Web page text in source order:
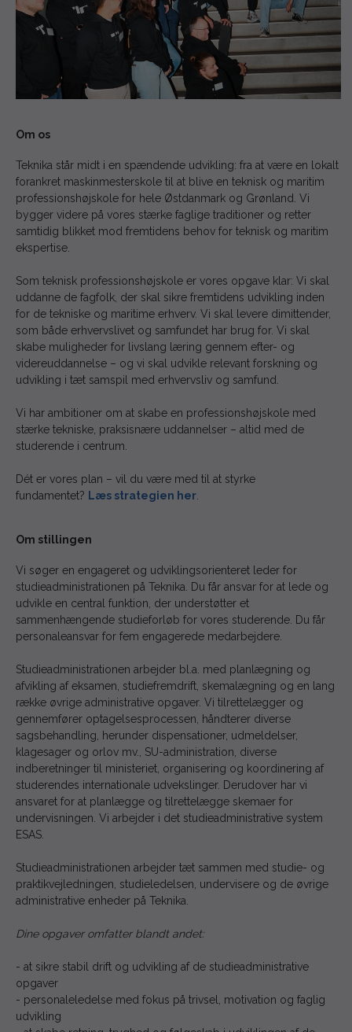
Om os
Teknika står midt i en spændende udvikling: fra at være en lokalt
forankret maskinmesterskole til at blive en teknisk og maritim
professionshøjskole for hele Østdanmark og Grønland. Vi
bygger videre på vores stærke faglige traditioner og retter
samtidig blikket mod fremtidens behov for teknisk og maritim
ekspertise.
Som teknisk professionshøjskole er vores opgave klar: Vi skal
uddanne de fagfolk, der skal sikre fremtidens udvikling inden
for de tekniske og maritime erhverv. Vi skal levere dimittender,
som både erhvervslivet og samfundet har brug for. Vi skal
skabe muligheder for livslang læring gennem efter- og
videreuddannelse – og vi skal udvikle relevant forskning og
udvikling i tæt samspil med erhvervsliv og samfund.
Vi har ambitioner om at skabe en professionshøjskole med
stærke tekniske, praksisnære uddannelser – altid med de
studerende i centrum.
Dét er vores plan – vil du være med til at styrke
fundamentet? Læs strategien her
Om stillingen
Vi søger en engageret og udviklingsorienteret leder for
studieadministrationen på Teknika. Du får ansvar for at lede og
udvikle en central funktion, der understøtter et
sammenhængende studieforløb for vores studerende. Du får
personaleansvar for fem engagerede medarbejdere.
Studieadministrationen arbejder bl.a. med planlægning og
afvikling af eksamen, studiefremdrift, skemalægning og en lang
række øvrige administrative opgaver. Vi tilrettelægger og
gennemfører optagelsesprocessen, håndterer diverse
sagsbehandling, herunder dispensationer, udmeldelser,
klagesager og orlov mv., SU-administration, diverse
indberetninger til ministeriet, organisering og koordinering af
studerendes internationale udvekslinger. Derudover har vi
ansvaret for at planlægge og tilrettelægge skemaer for
undervisningen. Vi arbejder i det studieadministrative system
ESAS.
Studieadministrationen arbejder tæt sammen med studie- og
praktikvejledningen, studieledelsen, undervisere og de øvrige
administrative enheder på Teknika.
Dine opgaver omfatter blandt andet:
- at sikre stabil drift og udvikling af de studieadministrative
opgaver
- personaleledelse med fokus på trivsel, motivation og faglig
udvikling